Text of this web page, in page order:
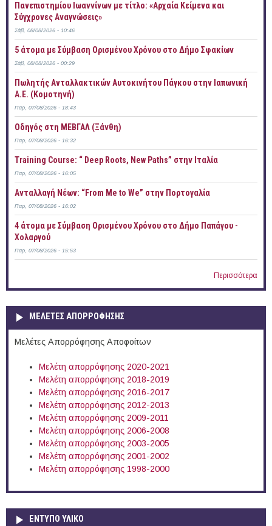
Πανεπιστημίου Ιωαννίνων με τίτλο: «Αρχαία Κείμενα και
Σύγχρονες Αναγνώσεις»
Σάβ, 08/08/2026 - 10:46
5 άτομα με Σύμβαση Ορισμένου Χρόνου στο Δήμο Σφακίων
Σάβ, 08/08/2026 - 00:29
Πωλητής Ανταλλακτικών Αυτοκινήτου Πάγκου στην Ιαπωνική
Α.Ε. (Κομοτηνή)
Παρ, 07/08/2026 - 18:43
Οδηγός στη ΜΕΒΓΑΛ (Ξάνθη)
Παρ, 07/08/2026 - 16:32
Training Course: “ Deep Roots, New Paths” στην Ιταλία
Παρ, 07/08/2026 - 16:05
Ανταλλαγή Νέων: “From Me to We” στην Πορτογαλία
Παρ, 07/08/2026 - 16:02
4 άτομα με Σύμβαση Ορισμένου Χρόνου στο Δήμο Παπάγου -
Χολαργού
Παρ, 07/08/2026 - 15:53
Περισσότερα
ΜΕΛΕΤΕΣ ΑΠΟΡΡΟΦΗΣΗΣ
Μελέτες Απορρόφησης Αποφοίτων
Μελέτη απορρόφησης 2020-2021
Μελέτη απορρόφησης 2018-2019
Μελέτη απορρόφησης 2016-2017
Μελέτη απορρόφησης 2012-2013
Μελέτη απορρόφησης 2009-2011
Μελέτη απορρόφησης 2006-2008
Μελέτη απορρόφησης 2003-2005
Μελέτη απορρόφησης 2001-2002
Μελέτη απορρόφησης 1998-2000
ΕΝΤΥΠΟ ΥΛΙΚΟ